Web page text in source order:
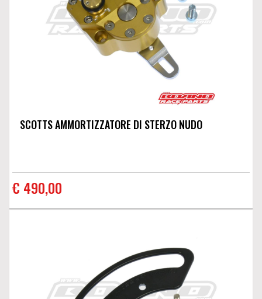
SCOTTS AMMORTIZZATORE DI STERZO NUDO
€ 490,00